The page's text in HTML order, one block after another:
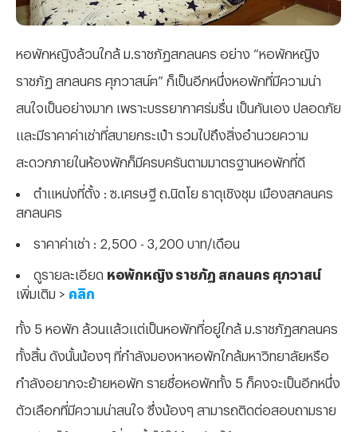
หอพักหญิงล้วนใกล้ ม.ราชภัฏสกลนคร อย่าง “หอพักหญิง
ราชภัฏ สกลนคร ศุภวาสน์ฅ” ก็เป็นอีกหนึ่งหอพักที่มีความน่า
สนใจเป็นอย่างมาก เพราะบรรยากาศร่มรื่น เป็นกันเอง ปลอดภัย
และมีราคาค่าเช่าที่สบายกระเป๋า รวมไปถึงสิ่งอำนวยความ
สะดวกภายในห้องพักก็มีครบครันตามมาตรฐานหอพักที่ดี
ตำแหน่งที่ตั้ง : ซ.เศรษฐี ถ.นิตโย ธาตุเชิงชุม เมืองสกลนคร
สกลนคร
ราคาค่าเช่า : 2,500 - 3,200 บาท/เดือน
ดูรายละเอียด หอพักหญิง ราชภัฏ สกลนคร ศุภวาสน์
เพิ่มเติม > คลิก
ทั้ง 5 หอพัก ล้วนแล้วแต่เป็นหอพักที่อยู่ใกล้ ม.ราชภัฏสกลนคร
ทั้งสิ้น ดังนั้นน้องๆ ที่กำลังมองหาหอพักใกล้มหาวิทยาลัยหรือ
กำลังอยากจะย้ายหอพัก รายชื่อหอพักทั้ง 5 ก็คงจะเป็นอีกหนึ่ง
ตัวเลือกที่มีความน่าสนใจ ซึ่งน้องๆ สามารถติดต่อสอบถามราย